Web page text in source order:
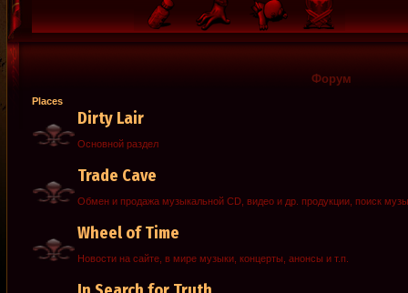
Форум
Places
Dirty Lair
Основной раздел
Trade Cave
Обмен и продажа музыкальной CD, видео и др. продукции, поиск
Wheel of Time
Новости на сайте, в мире музыки, концерты, анонсы и т.п.